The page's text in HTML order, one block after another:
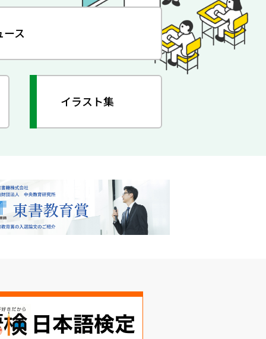
ース
イラスト集